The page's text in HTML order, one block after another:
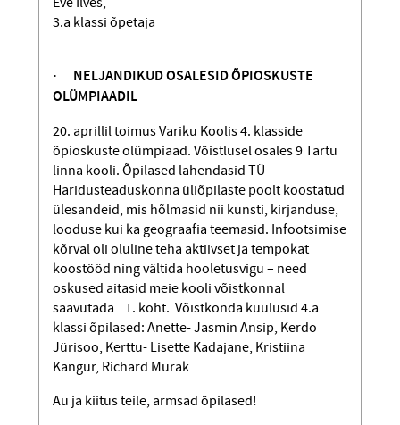
3.a klassi õpetaja
· NELJANDIKUD OSALESIDÕPIOSKUSTE
OLÜMPIAADIL
20. aprillil toimus Variku Koolis 4. klasside
õpioskuste olümpiaad. Võistlusel osales 9 Tartu
linna kooli. Õpilased lahendasid TÜ
Haridusteaduskonna üliõpilaste poolt koostatud
ülesandeid, mis hõlmasid nii kunsti, kirjanduse,
looduse kui ka geograafia teemasid. Infootsimise
kõrval oli oluline teha aktiivset ja tempokat
koostööd ning vältida hooletusvigu – need
oskused aitasid meie kooli võistkonnal
saavutada 1. koht. Võistkonda kuulusid 4.a
klassi õpilased: Anette- Jasmin Ansip, Kerdo
Jürisoo, Kerttu- Lisette Kadajane, Kristiina
Kangur, Richard Murak
Au ja kiitus teile, armsad õpilased!